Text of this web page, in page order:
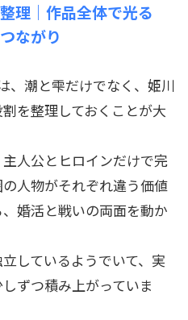
理｜作品全体で光る
ながり
、潮と雫だけでなく、姫川
を整理しておくことが大
主人公とヒロインだけで完
人物がそれぞれ違う価値
婚活と戦いの両面を動か
しているようでいて、実
ずつ積み上がっていま